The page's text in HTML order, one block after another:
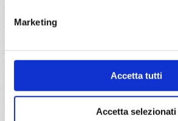
Marketing
Accetta tutti
Accetta selezionati
Fascinosa